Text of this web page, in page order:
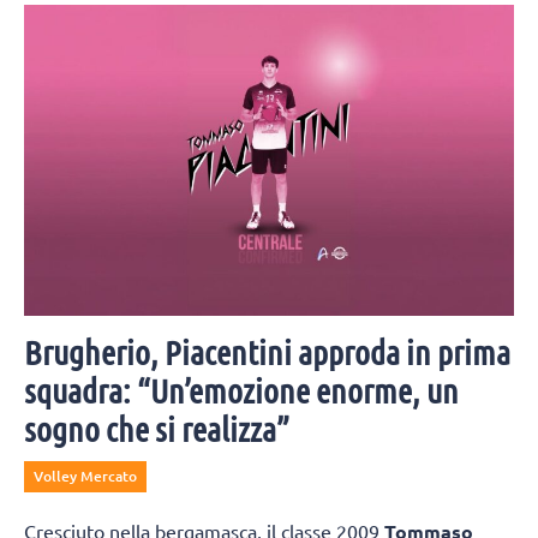
figli, che hanno seguito le orme del papà e della mamma Federica
Brugherio, Piacentini approda in prima
squadra: “Un’emozione enorme, un
sogno che si realizza”
Volley Mercato
Cresciuto nella bergamasca, il classe 2009 Tommaso